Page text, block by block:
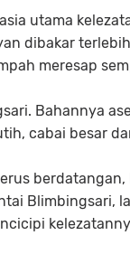
utama
dibakar
meresap
Bahannya
cabai besar
Blimbingsari,